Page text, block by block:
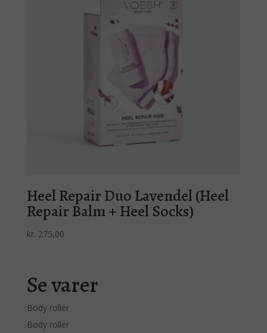
Heel Repair Duo Lavendel (Heel
Repair Balm + Heel Socks)
kr. 275,00
Se varer
Body roller
Body roller